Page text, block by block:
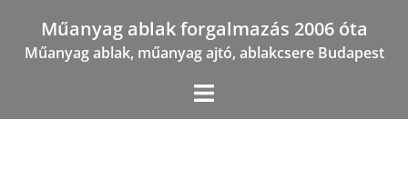
content
Műanyag ablak forgalmazás 2006 óta
Műanyag ablak, műanyag ajtó, ablakcsere Budapest